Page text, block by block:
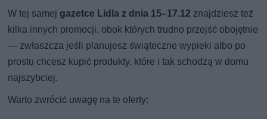
W tej samej gazetce Lidla z dnia 15–17.12 znajdziesz też
kilka innych promocji, obok których trudno przejść obojętnie
— zwłaszcza jeśli planujesz świąteczne wypieki albo po
prostu chcesz kupić produkty, które i tak schodzą w domu
najszybciej.
Warto zwrócić uwagę na te oferty: